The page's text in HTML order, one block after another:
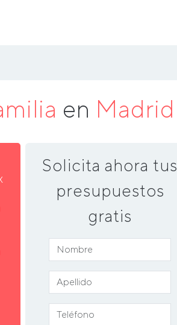
en Madrid
Solicita ahora tus
presupuestos
gratis